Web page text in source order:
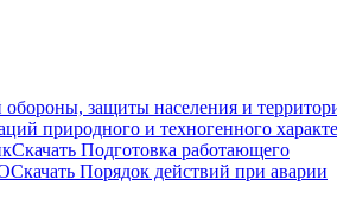
обороны, защиты населения и
природного и техногенного
Подготовка работающего
Порядок действий при аварии